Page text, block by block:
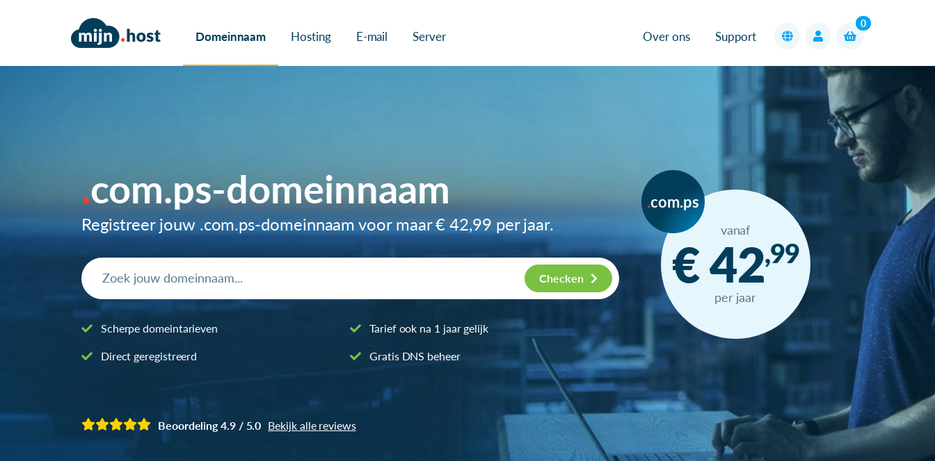
Domeinnaam Hosting E-mail Server Over ons Support
0
com.ps-domeinnaam
Registreer jouw .com.ps-domeinnaam voor maar€ 42,99 per jaar.
Checken
Scherpe domeintarieven
Direct geregistreerd
Tarief ook na 1 jaar gelijk
Gratis DNS beheer
com.ps
vanaf
€ 42,99
per jaar
Beoordeling 4.9 / 5.0 Bekijk alle reviews